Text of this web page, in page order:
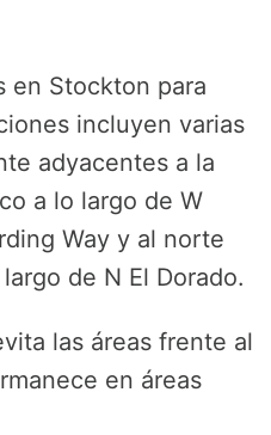
en Stockton para
incluyen varias
adyacentes a la
a lo largo de W
Way y al norte
de N El Dorado.
las áreas frente al
en áreas